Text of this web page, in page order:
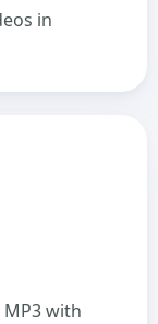
in
MP3 with